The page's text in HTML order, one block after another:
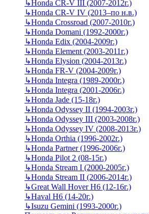
↳Honda CR-V III (2007-2012г.)
↳Honda CR-V IV (2013–по н.в.)
↳Honda Crossroad (2007-2010г.)
↳Honda Domani (1992-2000г.)
↳Honda Edix (2004-2009г.)
↳Honda Element (2003-2011г.)
↳Honda Elysion (2004-2013г.)
↳Honda FR-V (2004-2009г.)
↳Honda Integra (1989-2000г.)
↳Honda Integra (2001-2006г.)
↳Honda Jade (15-18г.)
↳Honda Odyssey II (1994-2003г.)
↳Honda Odyssey III (2003-2008г.)
↳Honda Odyssey IV (2008-2013г.)
↳Honda Orthia (1996-2002г.)
↳Honda Partner (1996-2006г.)
↳Honda Pilot 2 (08-15г.)
↳Honda Stream I (2000-2005г.)
↳Honda Stream II (2006-2014г.)
↳Great Wall Hover H6 (12-16г.)
↳Haval H6 (14-20г.)
↳Isuzu Gemini (1993-2000г.)